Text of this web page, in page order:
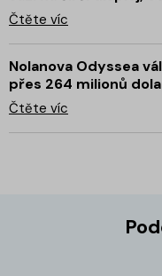
Čtěte víc
Nolanova Odyssea
přes 264 milionů
Čtěte víc